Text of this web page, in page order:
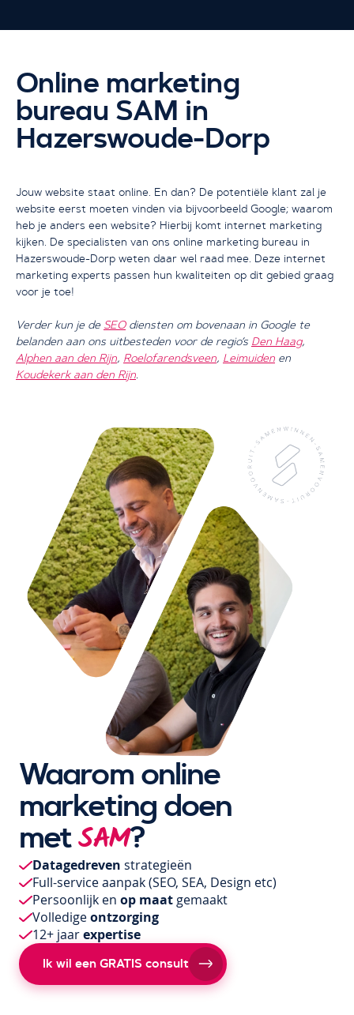
Ik wil een GRATIS consult
Online marketing
bureau SAM in
Hazerswoude-Dorp
Jouw website staat online. En dan? De potentiële klant zal je
website eerst moeten vinden via bijvoorbeeld Google; waarom
heb je anders een website? Hierbij komt internet marketing
kijken. De specialisten van ons online marketing bureau in
Hazerswoude-Dorp weten daar wel raad mee. Deze internet
marketing experts passen hun kwaliteiten op dit gebied graag
voor je toe!
Verder kun je de SEOdiensten om bovenaan in Google te
belanden aan ons uitbesteden voor de regio’s Den Haag,
Alphen aan den Rijn, Roelofarendsveen, Leimuiden en
Koudekerk aan den Rijn.
Waarom online
marketing doen
metSAM?
Datagedreven strategieën
Full-service aanpak(SEO, SEA, Design etc)
Persoonlijk en op maatgemaakt
Volledigeontzorging
12+ jaarexpertise
Ik wil een GRATIS consult